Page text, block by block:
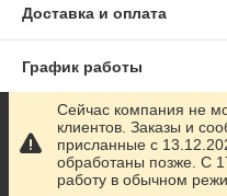
Доставка и оплата
График работы
Полная версия сайта
Сайт создан на
Сейчас компания не
клиентов. Заказы и
присланные с
обработаны позже. С
работу в обычном